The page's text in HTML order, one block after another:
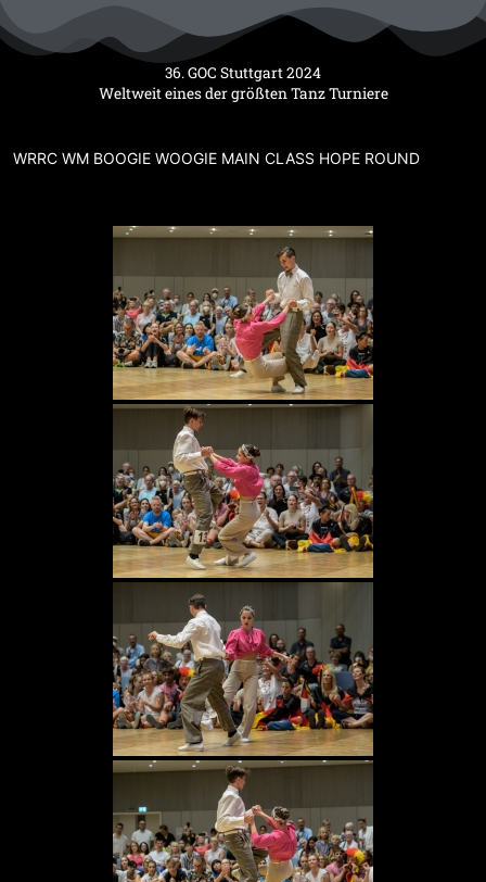
Inhalt
36. GOC Stuttgart 2024
Weltweit eines der größten Tanz Turniere
WRRC WM BOOGIE WOOGIE MAIN CLASS HOPE ROUND